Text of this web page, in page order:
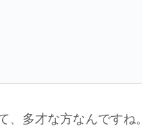
、多才な方なんですね。